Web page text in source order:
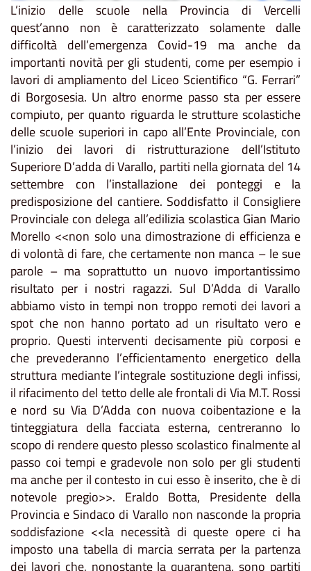
L’inizio delle scuole nella Provincia di Vercelli
quest’anno non è caratterizzato solamente dalle
difficoltà dell’emergenza Covid-19 ma anche da
importanti novità per gli studenti, come per esempio i
lavori di ampliamento del Liceo Scientifico “G. Ferrari”
di Borgosesia. Un altro enorme passo sta per essere
compiuto, per quanto riguarda le strutture scolastiche
delle scuole superiori in capo all’Ente Provinciale, con
l’inizio dei lavori di ristrutturazione dell’Istituto
Superiore D’adda di Varallo, partiti nella giornata del 14
settembre con l’installazione dei ponteggi e la
predisposizione del cantiere. Soddisfatto il Consigliere
Provinciale con delega all’edilizia scolastica Gian Mario
Morello <<non solo una dimostrazione di efficienza e
di volontà di fare, che certamente non manca – le sue
parole – ma soprattutto un nuovo importantissimo
risultato per i nostri ragazzi. Sul D’Adda di Varallo
abbiamo visto in tempi non troppo remoti dei lavori a
spot che non hanno portato ad un risultato vero e
proprio. Questi interventi decisamente più corposi e
che prevederanno l’efficientamento energetico della
struttura mediante l’integrale sostituzione degli infissi,
il rifacimento del tetto delle ale frontali di Via M.T. Rossi
e nord su Via D’Adda con nuova coibentazione e la
tinteggiatura della facciata esterna, centreranno lo
scopo di rendere questo plesso scolastico finalmente al
passo coi tempi e gradevole non solo per gli studenti
ma anche per il contesto in cui esso è inserito, che è di
notevole pregio>>. Eraldo Botta, Presidente della
Provincia e Sindaco di Varallo non nasconde la propria
soddisfazione <<la necessità di queste opere ci ha
imposto una tabella di marcia serrata per la partenza
dei lavori che, nonostante la quarantena, sono partiti